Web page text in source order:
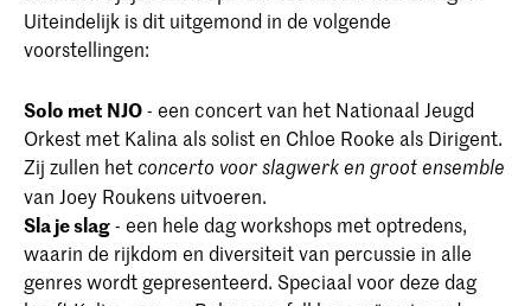
Uiteindelijk is dit uitgemond in de volgende
voorstellingen:
Solo met NJO- een concert van het Nationaal Jeugd
Orkest met Kalina als solist en Chloe Rooke als Dirigent.
Zij zullen hetconcerto voor slagwerk en groot ensemble
van Joey Roukens uitvoeren.
Sla je slag- een hele dag workshops met optredens,
waarin de rijkdom en diversiteit van percussie in alle
genres wordt gepresenteerd. Speciaal voor deze dag